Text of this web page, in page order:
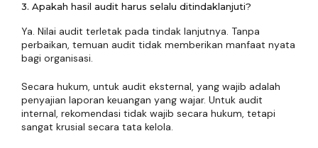
3. Apakah hasil audit harus selalu ditindaklanjuti?
Ya. Nilai audit terletak pada tindak lanjutnya. Tanpa
perbaikan, temuan audit tidak memberikan manfaat nyata
bagi organisasi.
Secara hukum, untuk audit eksternal, yang wajib adalah
penyajian laporan keuangan yang wajar. Untuk audit
internal, rekomendasi tidak wajib secara hukum, tetapi
sangat krusial secara tata kelola.